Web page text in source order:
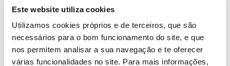
Este website utiliza cookies
Utilizamos cookies próprios e de terceiros, que são
necessários para o bom funcionamento do site, e que
nos permitem analisar a sua navegação e te oferecer
várias funcionalidades no site. Para mais informações,
*Cargo